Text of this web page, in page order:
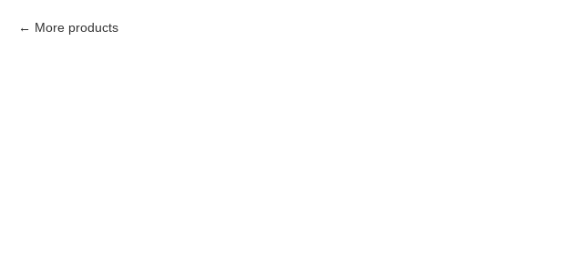
More products